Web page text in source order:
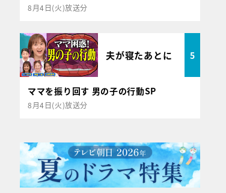
8月4日(火)放送分
夫が寝たあとに 5
ママを振り回す 男の子の行動SP
8月4日(火)放送分